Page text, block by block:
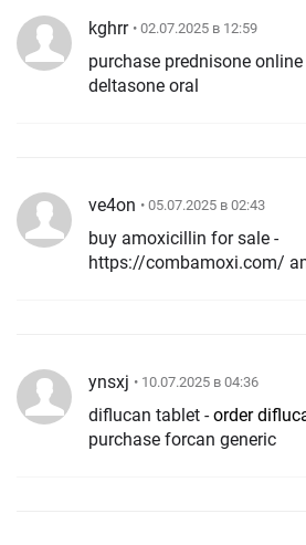
kghrr • 02.07.2025 в 12:59
purchase prednisone
deltasone oral
ve4on • 05.07.2025 в 02:43
buy amoxicillin for sale -
ynsxj • 10.07.2025 в 04:36
diflucan tablet -order
purchase forcan generic